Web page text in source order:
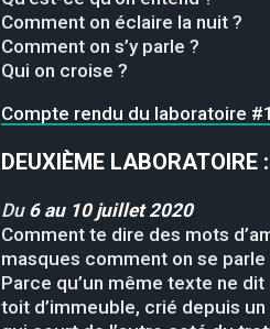
Comment on éclaire la nuit ?
Comment on s’y parle ?
Qui on croise ?
Compte rendu du laboratoire
DEUXIÈME LABORATOIRE :
Du 6 au 10 juillet 2020
Comment te dire des mots
masques comment on se parle
Parce qu’un même texte ne
toit d’immeuble, crié depuis